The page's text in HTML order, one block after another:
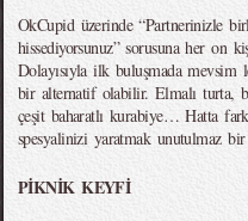
OkCupid üzerinde “Partnerinizle
hissediyorsunuz” sorusuna her on
Dolayısıyla ilk buluşmada
bir alternatif olabilir. Elmalı turta,
çeşit baharatlı kurabiye… Hatta
spesyalinizi yaratmak unutulmaz bir
PİKNİK KEYFİ